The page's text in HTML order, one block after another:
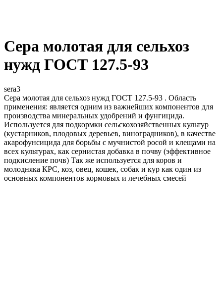
Сера молотая для сельхоз
нужд ГОСТ 127.5-93
sera3
Сера молотая для сельхоз нужд ГОСТ 127.5-93 . Область
применения: является одним из важнейших компонентов для
производства минеральных удобрений и фунгицида.
Используется для подкормки сельскохозяйственных культур
(кустарников, плодовых деревьев, виноградников), в качестве
акарофунсицида для борьбы с мучнистой росой и клещами на
всех культурах, как сернистая добавка в почву (эффективное
подкисление почв) Так же используется для коров и
молодняка КРС, коз, овец, кошек, собак и кур как один из
основных компонентов кормовых и лечебных смесей